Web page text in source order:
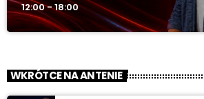
12:00 - 18:00
WKRÓTCE NA ANTENIE